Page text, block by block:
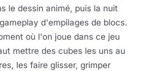
le dessin animé, puis la nuit
d'empilages de blocs.
où l'on joue dans ce jeu
mettre des cubes les uns au
les faire glisser, grimper